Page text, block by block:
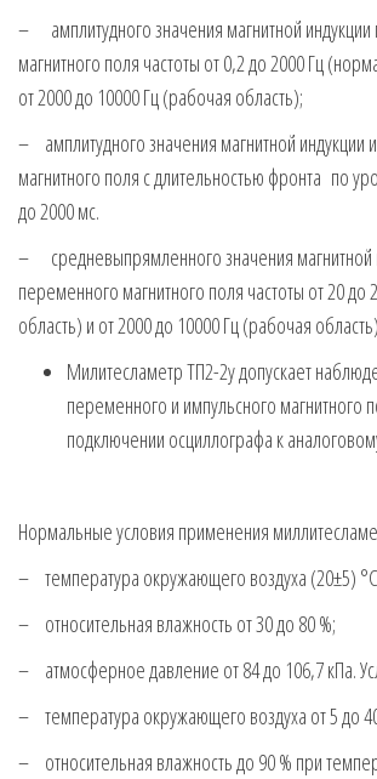
– амплитудного значения магнитной
магнитного поля частоты от 0,2 до 2000 Гц
от 2000 до 10000 Гц (рабочая область);
– амплитудного значения магнитной индукции
магнитного поля с длительностью фронта по
до 2000 мс.
– средневыпрямленного значения магнит­ной
переменного магнитного поля частоты от 20 до
область) и от 2000 до 10000 Гц (рабочая
Милитесламетр ТП2-2у допускает
переменного и импульсного магнитного
подключении осциллографа к
Нормальные условия применения
– температура окружающего воздуха (20±5)
– относительная влажность от 30 до 80 %;
– атмосферное давление от 84 до 106,7 кПа.
– температура окружающего воздуха от 5 до
– относительная влажность до 90 % при